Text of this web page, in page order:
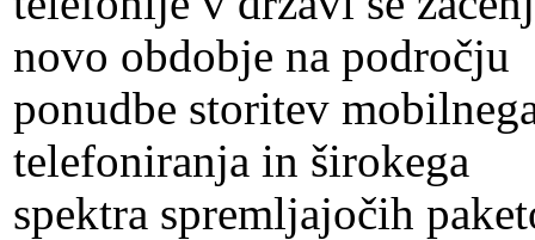
novo obdobje na področju
ponudbe storitev
telefoniranja in širokega
spektra spremljajočih